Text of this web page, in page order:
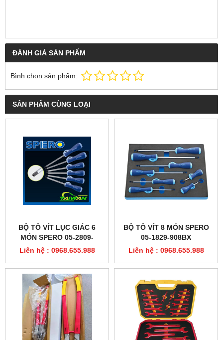
ĐÁNH GIÁ SẢN PHẨM
Bình chọn sản phẩm:
SẢN PHẨM CÙNG LOẠI
BỘ TÔ VÍT LỤC GIÁC 6
MÓN SPERO 05-2809-
906BX
Liên hệ : 0968.655.988
BỘ TÔ VÍT 8 MÓN SPERO
05-1829-908BX
Liên hệ : 0968.655.988